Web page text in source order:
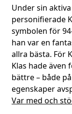
Under sin
personifierade
symbolen för
han var en
allra bästa. För
Klas hade
bättre – både
egenskaper
Var med och